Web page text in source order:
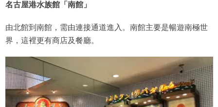
名古屋港水族館「南館」
由北館到南館，需由連接通道進入。南館主要是暢遊南極世
界，這裡更有商店及餐廳。